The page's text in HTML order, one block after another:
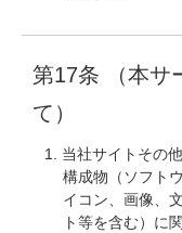
第17条 （本サ
て）
当社サイトその
構成物（ソフト
イコン、画像、
ト等を含む）に